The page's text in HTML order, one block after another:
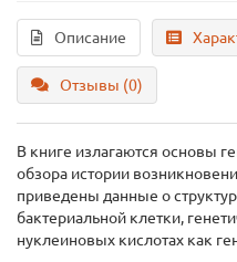
Описание
Отзывы (0)
В книге излагаются основы
обзора истории
приведены данные о
бактериальной клетки,
нуклеиновых кислотах как